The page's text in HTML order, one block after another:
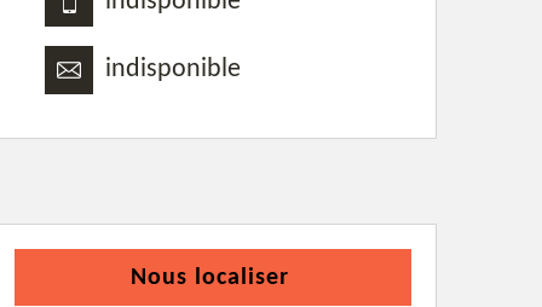
indisponible
Nous localiser